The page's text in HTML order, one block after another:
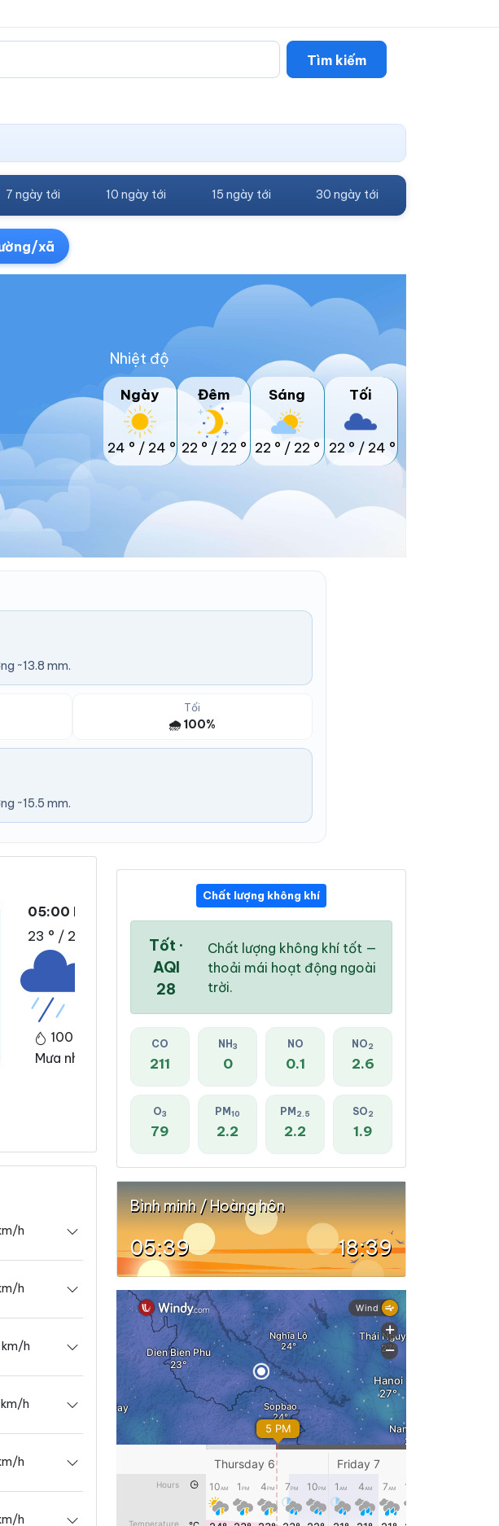
Tìm kiếm
7 ngày tới 10 ngày tới 15 ngày tới 30 ngày tới
xã
Nhiệt độ
Ngày
24 ° / 24 °
Đêm
22 ° / 22 °
Sáng
22 ° / 22 °
Tối
22 ° / 24 °
~13.8 mm.
Tối
🌧️ 100%
~15.5 mm.
05:00 PM
23 ° / 28 °
100 %
Mưa nhẹ
06:00 PM
23 °
Mưa nhẹ
07:00 PM
100 %
Mưa nhẹ
h
h
km/h
km/h
h
h
Chất lượng không khí
Tốt ·
AQI
28
Chất lượng không khí tốt —
thoải mái hoạt động ngoài
trời.
CO
211
NH 3
0
NO
0.1
NO2
2.6
O3
79
PM 10
2.2
PM 2.5
2.2
SO2
1.9
Bình minh / Hoàng hôn
05:39 18:39